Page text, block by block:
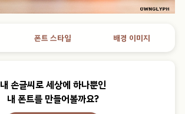
폰트 스타일 배경 이미지
내 손글씨로 세상에 하나뿐인
내 폰트를 만들어볼까요?